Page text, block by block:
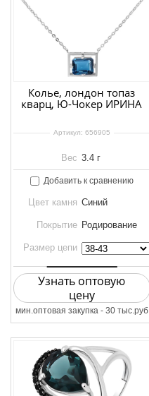
Колье, лондон топаз
кварц, Ю-Чокер ИРИНА
Артикул: 656905
Вес 3.4 г
Добавить к сравнению
Цвет камня Синий
Покрытие Родирование
Размер цепи
Узнать оптовую
цену
мин.оптовая закупка - 30 тыс.руб